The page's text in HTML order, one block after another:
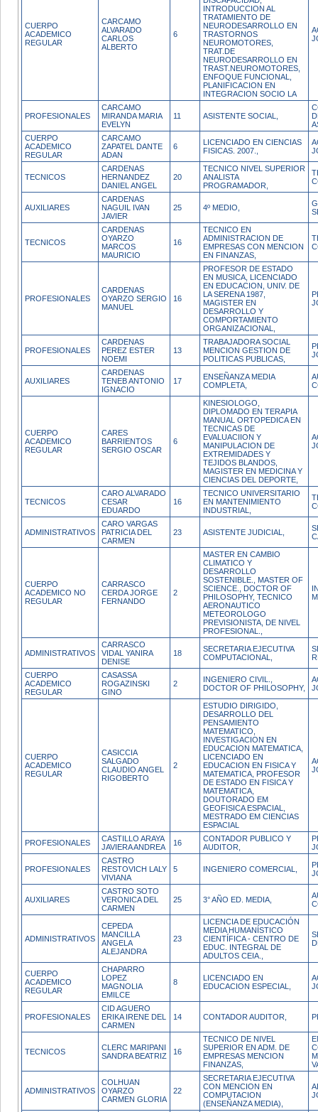
CUERPO
ACADEMICO
REGULAR
CARCAMO
ALVARADO
CARLOS
ALBERTO
6
INTRODUCCION AL
TRATAMIENTO DE
NEURODESARROLLO EN
TRASTORNOS
NEUROMOTORES,
TRAT.DE
NEURODESARROLLO EN
TRAST.NEUROMOTORES,
ENFOQUE FUNCIONAL,
PLANIFICACION EN
INTEGRACION SOCIO LA
PROFESIONALES
CARCAMO
MIRANDA MARIA
EVELYN
11 ASISTENTE SOCIAL,
CUERPO
ACADEMICO
REGULAR
CARCAMO
ZAPATEL DANTE
ADAN
6
LICENCIADO EN CIENCIAS
FISICAS. 2007.,
TECNICOS
CARDENAS
HERNANDEZ
DANIEL ANGEL
20
TECNICO NIVEL SUPERIOR
ANALISTA
PROGRAMADOR,
AUXILIARES
CARDENAS
NAGUIL IVAN
JAVIER
25 4º MEDIO,
TECNICOS
CARDENAS
OYARZO
MARCOS
MAURICIO
16
TECNICO EN
ADMINISTRACION DE
EMPRESAS CON MENCION
EN FINANZAS,
PROFESIONALES
CARDENAS
OYARZO SERGIO
MANUEL
16
PROFESOR DE ESTADO
EN MUSICA, LICENCIADO
EN EDUCACION, UNIV. DE
LA SERENA 1987,
MAGISTER EN
DESARROLLO Y
COMPORTAMIENTO
ORGANIZACIONAL,
PROFESIONALES
CARDENAS
PEREZ ESTER
NOEMI
13
TRABAJADORA SOCIAL
MENCION GESTION DE
POLITICAS PUBLICAS,
AUXILIARES
CARDENAS
TENEB ANTONIO
IGNACIO
17
ENSEÑANZA MEDIA
COMPLETA,
CUERPO
ACADEMICO
REGULAR
CARES
BARRIENTOS
SERGIO OSCAR
6
KINESIOLOGO,
DIPLOMADO EN TERAPIA
MANUAL ORTOPEDICA EN
TECNICAS DE
EVALUACIION Y
MANIPULACION DE
EXTREMIDADES Y
TEJIDOS BLANDOS,
MAGISTER EN MEDICINA Y
CIENCIAS DEL DEPORTE,
TECNICOS
CARO ALVARADO
CESAR
EDUARDO
16
TECNICO UNIVERSITARIO
EN MANTENIMIENTO
INDUSTRIAL,
ADMINISTRATIVOS
CARO VARGAS
PATRICIA DEL
CARMEN
23 ASISTENTE JUDICIAL,
CUERPO
ACADEMICO NO
REGULAR
CARRASCO
CERDA JORGE
FERNANDO
2
MASTER EN CAMBIO
CLIMATICO Y
DESARROLLO
SOSTENIBLE., MASTER OF
SCIENCE., DOCTOR OF
PHILOSOPHY, TECNICO
AERONAUTICO
METEOROLOGO
PREVISIONISTA, DE NIVEL
PROFESIONAL.,
ADMINISTRATIVOS
CARRASCO
VIDAL YANIRA
DENISE
18
SECRETARIA EJECUTIVA
COMPUTACIONAL,
CUERPO
ACADEMICO
REGULAR
CASASSA
ROGAZINSKI
GINO
2
INGENIERO CIVIL.,
DOCTOR OF PHILOSOPHY,
CUERPO
ACADEMICO
REGULAR
CASICCIA
SALGADO
CLAUDIO ANGEL
RIGOBERTO
2
ESTUDIO DIRIGIDO,
DESARROLLO DEL
PENSAMIENTO
MATEMATICO,
INVESTIGACION EN
EDUCACION MATEMATICA,
LICENCIADO EN
EDUCACION EN FISICA Y
MATEMATICA, PROFESOR
DE ESTADO EN FISICA Y
MATEMATICA,
DOUTORADO EM
GEOFISICA ESPACIAL,
MESTRADO EM CIENCIAS
ESPACIAL
PROFESIONALES
CASTILLO ARAYA
JAVIERA ANDREA
16
CONTADOR PUBLICO Y
AUDITOR,
PROFESIONALES
CASTRO
RESTOVICH LALY
VIVIANA
5 INGENIERO COMERCIAL,
AUXILIARES
CASTRO SOTO
VERONICA DEL
CARMEN
25 3° AÑO ED. MEDIA,
ADMINISTRATIVOS
CEPEDA
MANCILLA
ANGELA
ALEJANDRA
23
LICENCIA DE EDUCACIÓN
MEDIA HUMANÍSTICO
CIENTÍFICA - CENTRO DE
EDUC. INTEGRAL DE
ADULTOS CEIA.,
CUERPO
ACADEMICO
REGULAR
CHAPARRO
LOPEZ
MAGNOLIA
EMILCE
8
LICENCIADO EN
EDUCACION ESPECIAL,
PROFESIONALES
CID AGUERO
ERIKA IRENE DEL
CARMEN
14 CONTADOR AUDITOR,
TECNICOS
CLERC MARIPANI
SANDRA BEATRIZ
16
TECNICO DE NIVEL
SUPERIOR EN ADM. DE
EMPRESAS MENCION
FINANZAS,
ADMINISTRATIVOS
COLHUAN
OYARZO
CARMEN GLORIA
22
SECRETARIA EJECUTIVA
CON MENCION EN
COMPUTACION
(ENSEÑANZA MEDIA),